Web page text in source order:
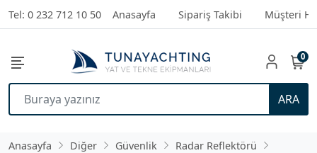
Tel: 0 232 712 10 50 Anasayfa Sipariş Takibi Müşteri
ARA
0
Anasayfa Diğer Güvenlik
Radar Reflektörü